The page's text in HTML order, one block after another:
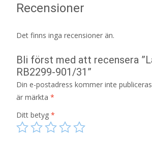
Recensioner
Det finns inga recensioner än.
Bli först med att recensera
RB2299-901/31”
Din e-postadress kommer inte
är märkta *
Ditt betyg *